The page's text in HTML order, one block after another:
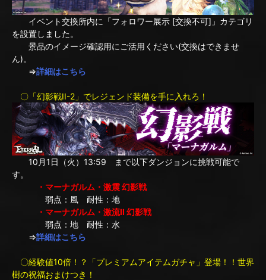
イベント交換所内に「フォロワー展示 [交換不可]」カテゴリ
を設置しました。
景品のイメージ確認用にご活用ください(交換はできませ
ん)。
⇒詳細はこちら
〇「幻影戦II-2」でレジェンド装備を手に入れろ！
10月1日（火）13:59 まで以下ダンジョンに挑戦可能で
す。
・マーナガルム・激震 幻影戦
弱点：風 耐性：地
・マーナガルム・激流II 幻影戦
弱点：地 耐性：水
⇒詳細はこちら
〇経験値10倍！？「プレミアムアイテムガチャ」登場！！世界
樹の祝福おまけつき！